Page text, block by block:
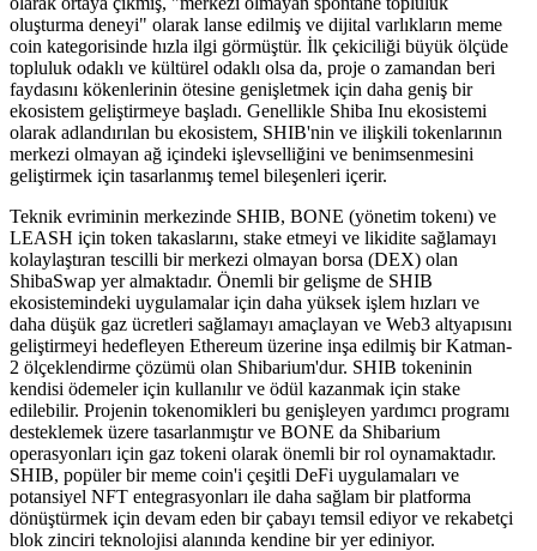
oluşturma deneyi" olarak lanse edilmiş ve dijital varlıkların meme
coin kategorisinde hızla ilgi görmüştür. İlk çekiciliği büyük ölçüde
topluluk odaklı ve kültürel odaklı olsa da, proje o zamandan beri
faydasını kökenlerinin ötesine genişletmek için daha geniş bir
ekosistem geliştirmeye başladı. Genellikle Shiba Inu ekosistemi
olarak adlandırılan bu ekosistem, SHIB'nin ve ilişkili tokenlarının
merkezi olmayan ağ içindeki işlevselliğini ve benimsenmesini
geliştirmek için tasarlanmış temel bileşenleri içerir.
Teknik evriminin merkezinde SHIB, BONE (yönetim tokenı) ve
LEASH için token takaslarını, stake etmeyi ve likidite sağlamayı
kolaylaştıran tescilli bir merkezi olmayan borsa (DEX) olan
ShibaSwap yer almaktadır. Önemli bir gelişme de SHIB
ekosistemindeki uygulamalar için daha yüksek işlem hızları ve
daha düşük gaz ücretleri sağlamayı amaçlayan ve Web3 altyapısını
geliştirmeyi hedefleyen Ethereum üzerine inşa edilmiş bir Katman-
2 ölçeklendirme çözümü olan Shibarium'dur. SHIB tokeninin
kendisi ödemeler için kullanılır ve ödül kazanmak için stake
edilebilir. Projenin tokenomikleri bu genişleyen yardımcı programı
desteklemek üzere tasarlanmıştır ve BONE da Shibarium
operasyonları için gaz tokeni olarak önemli bir rol oynamaktadır.
SHIB, popüler bir meme coin'i çeşitli DeFi uygulamaları ve
potansiyel NFT entegrasyonları ile daha sağlam bir platforma
dönüştürmek için devam eden bir çabayı temsil ediyor ve rekabetçi
blok zinciri teknolojisi alanında kendine bir yer ediniyor.